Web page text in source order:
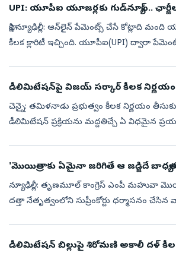
UPI: యూపీఐ యూజర్లకు గుడ్‌న్యూస్..
సాక్షి,న్యూఢిల్లీ: ఆన్‌లైన్ పేమెంట్స్ చేసే కోట్లాది మంది
కీలక క్లారిటీ ఇచ్చింది. యూపీఐ(UPI) ద్వారా
డీలిమిటేషన్‌పై విజయ్‌ సర్కార్‌ కీలక నిర్ణయం
చెన్నై: తమిళనాడు ప్రభుత్వం కీలక నిర్ణయం
డీలిమిటేషన్ ప్రక్రియను మద్దతిచ్చే ఏ విధమైన
'మొయిత్రాకు ఏమైనా జ‌రిగితే ఆ జ‌డ్జిదే
న్యూఢిల్లీ: తృణమూల్ కాంగ్రెస్ ఎంపీ మహువా
దత్తా నేతృత్వంలోని సుప్రీంకోర్టు ధర్మాసనం చేసిన
డీలిమిటేషన్‌ బిల్లుపై శిరోమణి అకాలీ దళ్‌